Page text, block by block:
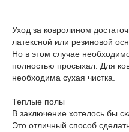
Уход за ковролином
латексной или резиновой
Но в этом случае
полностью просыхал. Для
необходима сухая чистка.
Теплые полы
В заключение хотелось бы
Это отличный способ